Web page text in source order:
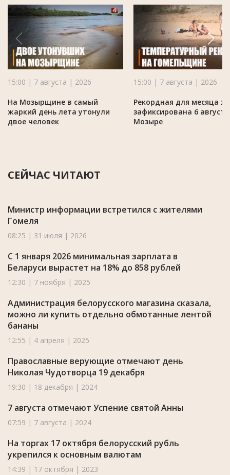
15:00 | 7 августа | 2026
На Мозырщине в самый
жаркий день лета утонули
двое человек
15:00 | 7 августа | 2026
Рекордная для месяца
зафиксирована 6
Мозыре
СЕЙЧАС ЧИТАЮТ
Министр информации встретился с жителями
Гомеля
08:25 | 31 июля | 2026
С 1 января 2026 минимальная зарплата в
Беларуси вырастет на 18% до 858 рублей
12:30 | 7 ноября | 2025
Администрация белорусского магазина сказала,
можно ли купить отдельно обмотанные лентой
бананы
12:55 | 4 апреля | 2025
Православные верующие отмечают день
Николая Чудотворца 19 декабря
19:30 | 18 декабря | 2024
7 августа отмечают Успение святой Анны
07:59 | 7 августа | 2024
На торгах 17 октября белорусский рубль
укрепился к основным валютам
14:39 | 17 октября | 2023